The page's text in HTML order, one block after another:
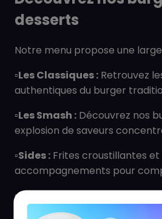
desserts
Notre menu propose une
▫️Les Classiques : Retrouvez
authentiques du burger
▫️Les Smash : Découvrez nos
explosion de saveurs
▫️Sides : Frites croustillantes
accompagnements pour
▫️Boissons et Desserts :
terminez sur une note